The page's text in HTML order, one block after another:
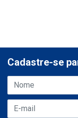
Cadastre-se